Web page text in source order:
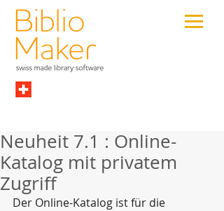
Neuheit 7.1 : Online-
Katalog mit privatem
Zugriff
Der Online-Katalog ist für die